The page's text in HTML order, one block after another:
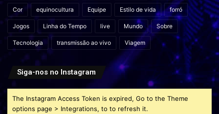
Cor equinocultura Equipe Estilo de vida forró
Jogos Linha do Tempo live Mundo Sobre
Tecnologia transmissão ao vivo Viagem
Siga-nos no Instagram
The Instagram Access Token is expired, Go to the Theme
options page > Integrations, to to refresh it.